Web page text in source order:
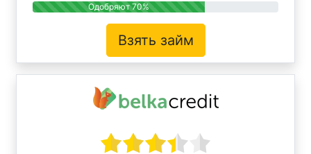
Одобряют 70%
Взять займ